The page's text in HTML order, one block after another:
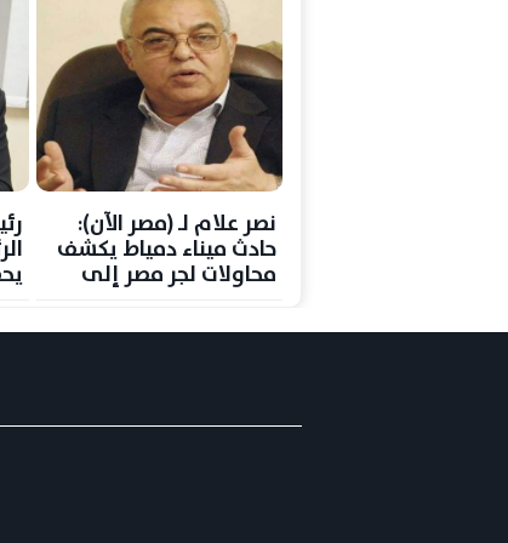
نصر علام لـ (مصر الآن):
حادث ميناء دمياط يكشف
محاولات لجر مصر إلى